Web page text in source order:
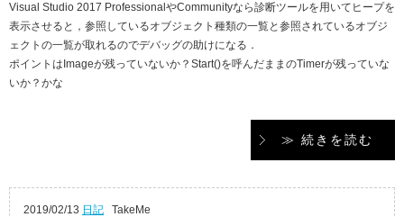
Visual Studio 2017 ProfessionalやCommunityなら診断ツールを用いてヒープを
表示させると，参照しているオブジェクト種類の一覧と参照されているオブジ
ェクトの一覧が取れるのでデバッグの助けになる．
ポイントはImageが残っていないか？Start()を呼んだままのTimerが残っていな
いか？かな
≫ 続きを読む
2019/02/13 日記 TakeMe